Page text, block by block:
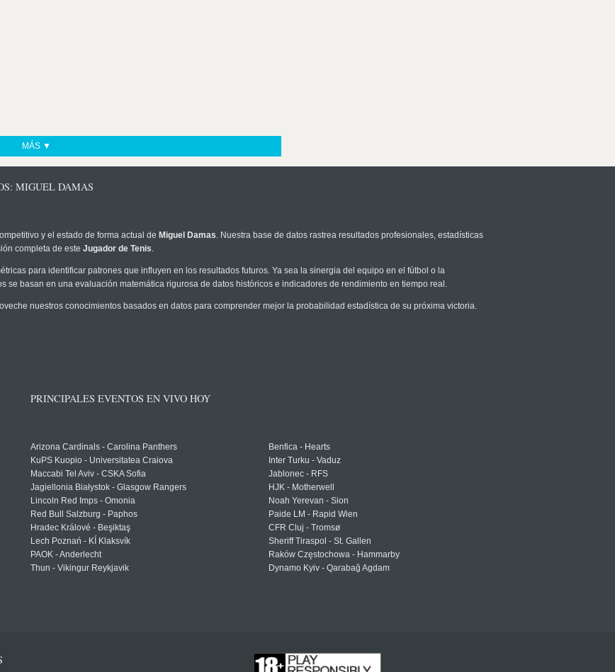
MÁS ▼
MIGUEL DAMAS
y el estado de forma actual de Miguel Damas. Nuestra base de datos rastrea resultados profesionales, estadísticas
completa de este Jugador de Tenis.
para identificar patrones que influyen en los resultados futuros. Ya sea la sinergia del equipo en el fútbol o la
se basan en una evaluación matemática rigurosa de datos históricos e indicadores de rendimiento en tiempo real.
nuestros conocimientos basados en datos para comprender mejor la probabilidad estadística de su próxima victoria.
PRINCIPALES EVENTOS EN VIVO HOY
Arizona Cardinals - Carolina Panthers
KuPS Kuopio - Universitatea Craiova
Maccabi Tel Aviv - CSKA Sofia
Jagiellonia Białystok - Glasgow Rangers
Lincoln Red Imps - Omonia
Red Bull Salzburg - Paphos
Hradec Králové - Beşiktaş
Lech Poznań - KÍ Klaksvík
PAOK - Anderlecht
Thun - Vikingur Reykjavik
Benfica - Hearts
Inter Turku - Vaduz
Jablonec - RFS
HJK - Motherwell
Noah Yerevan - Sion
Paide LM - Rapid Wien
CFR Cluj - Tromsø
Sheriff Tiraspol - St. Gallen
Raków Częstochowa - Hammarby
Dynamo Kyiv - Qarabağ Agdam